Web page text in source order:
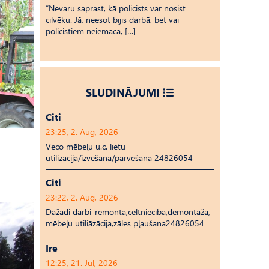
“Nevaru saprast, kā policists var nosist
cilvēku. Jā, neesot bijis darbā, bet vai
policistiem neiemāca, […]
SLUDINĀJUMI
Citi
23:25, 2. Aug, 2026
Veco mēbeļu u.c. lietu
utilizācija/izvešana/pārvešana 24826054
Citi
23:22, 2. Aug, 2026
Dažādi darbi-remonta,celtniecība,demontāža,
mēbeļu utiliāzācija,zāles pļaušana24826054
Īrē
12:25, 21. Jūl, 2026